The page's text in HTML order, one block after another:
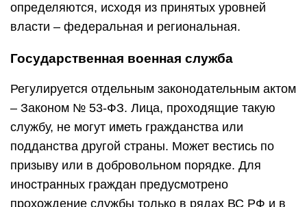
определяются, исходя из принятых уровней
власти – федеральная и региональная.
Государственная военная служба
Регулируется отдельным законодательным актом
– Законом № 53-ФЗ. Лица, проходящие такую
службу, не могут иметь гражданства или
подданства другой страны. Может вестись по
призыву или в добровольном порядке. Для
иностранных граждан предусмотрено
прохождение службы только в рядах ВС РФ и в